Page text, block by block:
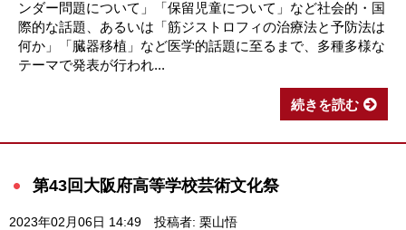
ンダー問題について」「保留児童について」など社会的・国
際的な話題、あるいは「筋ジストロフィの治療法と予防法は
何か」「臓器移植」など医学的話題に至るまで、多種多様な
テーマで発表が行われ...
続きを読む
第43回大阪府高等学校芸術文化祭
2023年02月06日 14:49 投稿者: 栗山悟